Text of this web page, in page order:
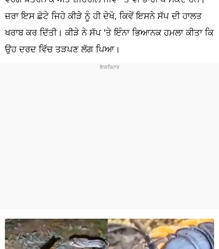
ਪੰਜਾਬ
ਧਰਮ
ਜ਼ਰਾ ਇਸ ਛੋਟੇ ਜਿਹੇ ਕੀੜੇ ਨੂੰ ਹੀ ਦੇਖੋ, ਕਿਵੇਂ ਇਸਨੇ ਸੱਪ ਦੀ ਹਾਲਤ
ਖਰਾਬ ਕਰ ਦਿੱਤੀ। ਕੀੜੇ ਨੇ ਸੱਪ 'ਤੇ ਇੰਨਾ ਭਿਆਨਕ ਹਮਲਾ ਕੀਤਾ ਕਿ
ਉਹ ਦਰਦ ਵਿੱਚ ਤੜਪਣ ਲੱਗ ਪਿਆ।